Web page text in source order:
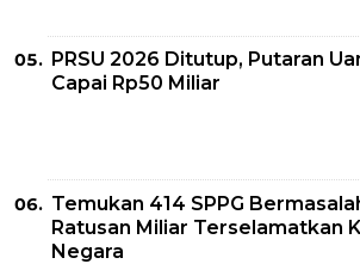
PRSU 2026 Ditutup, Putaran
Capai Rp50 Miliar
Temukan 414 SPPG
Ratusan Miliar Terselamatkan
Negara